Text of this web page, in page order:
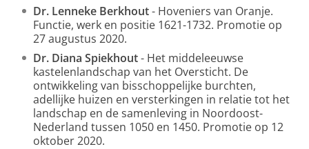
Dr. Lenneke Berkhout- Hoveniers van Oranje.
Functie, werk en positie 1621-1732. Promotie op
27 augustus 2020.
Dr. Diana Spiekhout- Het middeleeuwse
kastelenlandschap van het Oversticht. De
ontwikkeling van bisschoppelijke burchten,
adellijke huizen en versterkingen in relatie tot het
landschap en de samenleving in Noordoost-
Nederland tussen 1050 en 1450. Promotie op 12
oktober 2020.